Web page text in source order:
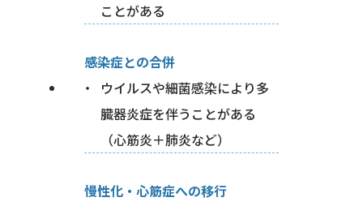
ことがある
感染症との合併
ウイルスや細菌感染により多
臓器炎症を伴うことがある
（心筋炎＋肺炎など）
慢性化・心筋症への移行